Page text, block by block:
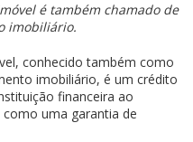
é também chamado de
imobiliário.
conhecido também como
imobiliário, é um crédito
financeira ao
uma garantia de